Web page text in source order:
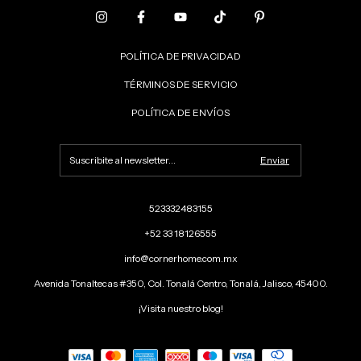
POLÍTICA DE PRIVACIDAD
TÉRMINOS DE SERVICIO
POLÍTICA DE ENVÍOS
523332483155
+52 33 18126555
info@cornerhome.com.mx
Avenida Tonaltecas #350, Col. Tonalá Centro, Tonalá, Jalisco, 45400.
¡Visita nuestro blog!